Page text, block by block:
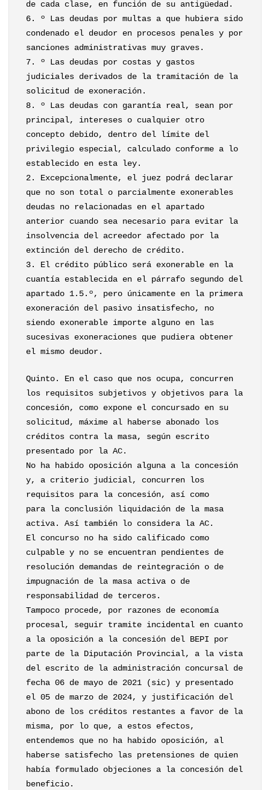
de cada clase, en función de su antigüedad.
6. º Las deudas por multas a que hubiera sido
condenado el deudor en procesos penales y por
sanciones administrativas muy graves.
7. º Las deudas por costas y gastos
judiciales derivados de la tramitación de la
solicitud de exoneración.
8. º Las deudas con garantía real, sean por
principal, intereses o cualquier otro
concepto debido, dentro del límite del
privilegio especial, calculado conforme a lo
establecido en esta ley.
2. Excepcionalmente, el juez podrá declarar
que no son total o parcialmente exonerables
deudas no relacionadas en el apartado
anterior cuando sea necesario para evitar la
insolvencia del acreedor afectado por la
extinción del derecho de crédito.
3. El crédito público será exonerable en la
cuantía establecida en el párrafo segundo del
apartado 1.5.º, pero únicamente en la primera
exoneración del pasivo insatisfecho, no
siendo exonerable importe alguno en las
sucesivas exoneraciones que pudiera obtener
el mismo deudor.
Quinto. En el caso que nos ocupa, concurren
los requisitos subjetivos y objetivos para la
concesión, como expone el concursado en su
solicitud, máxime al haberse abonado los
créditos contra la masa, según escrito
presentado por la AC.
No ha habido oposición alguna a la concesión
y, a criterio judicial, concurren los
requisitos para la concesión, así como
para la conclusión liquidación de la masa
activa. Así también lo considera la AC.
El concurso no ha sido calificado como
culpable y no se encuentran pendientes de
resolución demandas de reintegración o de
impugnación de la masa activa o de
responsabilidad de terceros.
Tampoco procede, por razones de economía
procesal, seguir tramite incidental en cuanto
a la oposición a la concesión del BEPI por
parte de la Diputación Provincial, a la vista
del escrito de la administración concursal de
fecha 06 de mayo de 2021 (sic) y presentado
el 05 de marzo de 2024, y justificación del
abono de los créditos restantes a favor de la
misma, por lo que, a estos efectos,
entendemos que no ha habido oposición, al
haberse satisfecho las pretensiones de quien
había formulado objeciones a la concesión del
beneficio.